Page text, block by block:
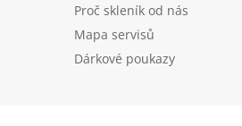
Proč skleník od nás
Mapa servisů
Dárkové poukazy